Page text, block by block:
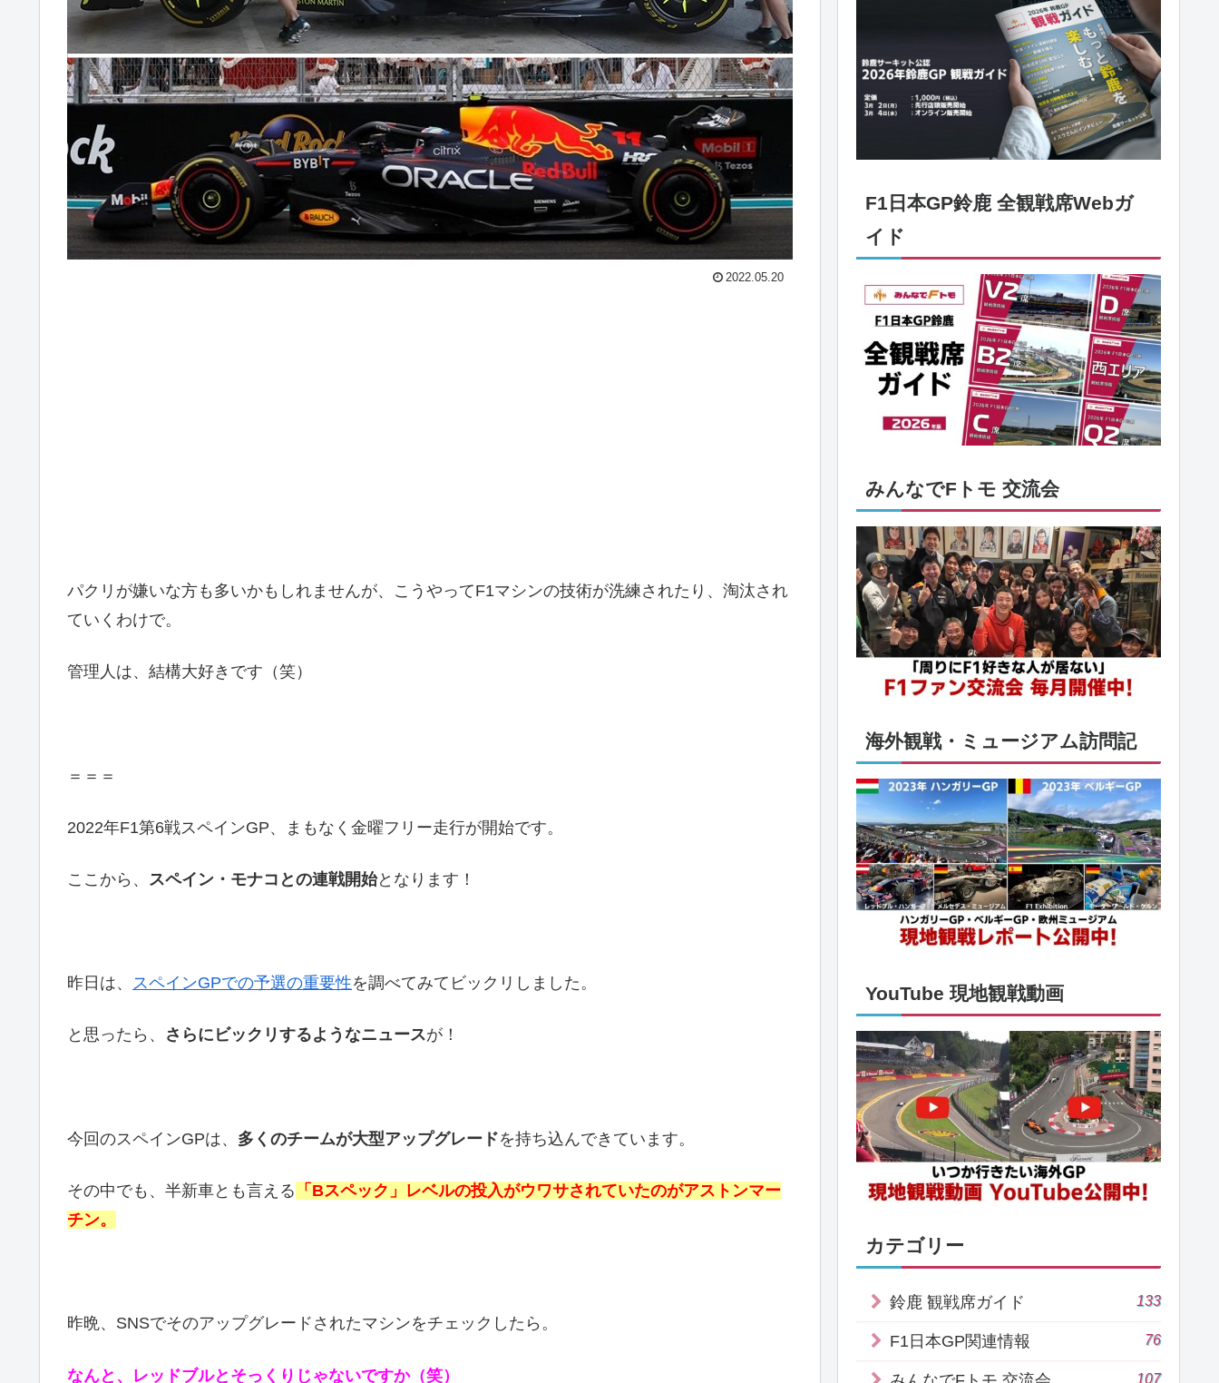
2022.05.20
パクリが嫌いな方も多いかもしれませんが、こうやってF1マシンの技術が洗練されたり、淘汰され
ていくわけで。
管理人は、結構大好きです（笑）
＝＝＝
2022年F1第6戦スペインGP、まもなく金曜フリー走行が開始です。
ここから、 スペイン・モナコとの連戦開始となります！
昨日は、 スペインGPでの予選の重要性を調べてみてビックリしました。
と思ったら、 さらにビックリするようなニュースが！
今回のスペインGPは、 多くのチームが大型アップグレードを持ち込んできています。
その中でも、半新車とも言える 「Bスペック」レベルの投入がウワサされていたのがアストンマー
チン。
昨晩、SNSでそのアップグレードされたマシンをチェックしたら。
なんと、レッドブルとそっくりじゃないですか（笑）
F1日本GP鈴鹿 全観戦席Webガ
イド
みんなでFトモ 交流会
海外観戦・ミュージアム訪問記
YouTube 現地観戦動画
カテゴリー
鈴鹿 観戦席ガイド 133
F1日本GP関連情報 76
107